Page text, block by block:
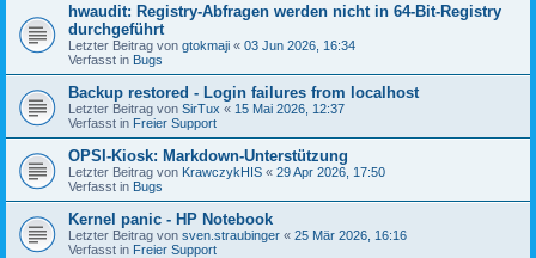
hwaudit: Registry-Abfragen werden nicht in 64-Bit-Registry
durchgeführt
Letzter Beitrag von gtokmaji « 03 Jun 2026, 16:34
Verfasst in Bugs
Backup restored - Login failures from localhost
Letzter Beitrag von SirTux « 15 Mai 2026, 12:37
Verfasst in Freier Support
OPSI-Kiosk: Markdown-Unterstützung
Letzter Beitrag von KrawczykHIS « 29 Apr 2026, 17:50
Verfasst in Bugs
Kernel panic - HP Notebook
Letzter Beitrag von sven.straubinger « 25 Mär 2026, 16:16
Verfasst in Freier Support